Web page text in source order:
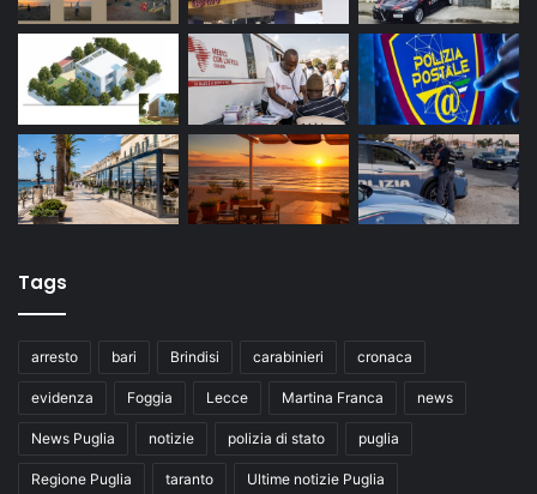
Tags
arresto bari Brindisi carabinieri cronaca
evidenza Foggia Lecce Martina Franca news
News Puglia notizie polizia di stato puglia
Regione Puglia taranto Ultime notizie Puglia